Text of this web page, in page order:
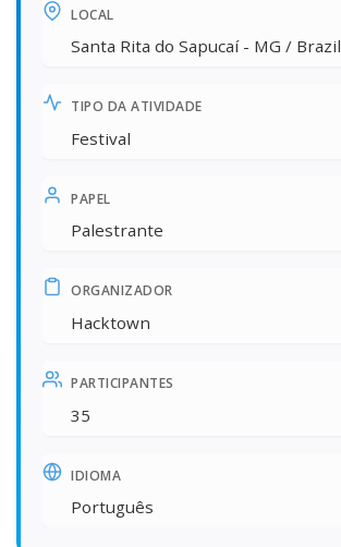
LOCAL
Santa Rita do Sapucaí - MG / Brazil
TIPO DA ATIVIDADE
Festival
PAPEL
Palestrante
ORGANIZADOR
Hacktown
PARTICIPANTES
35
IDIOMA
Português